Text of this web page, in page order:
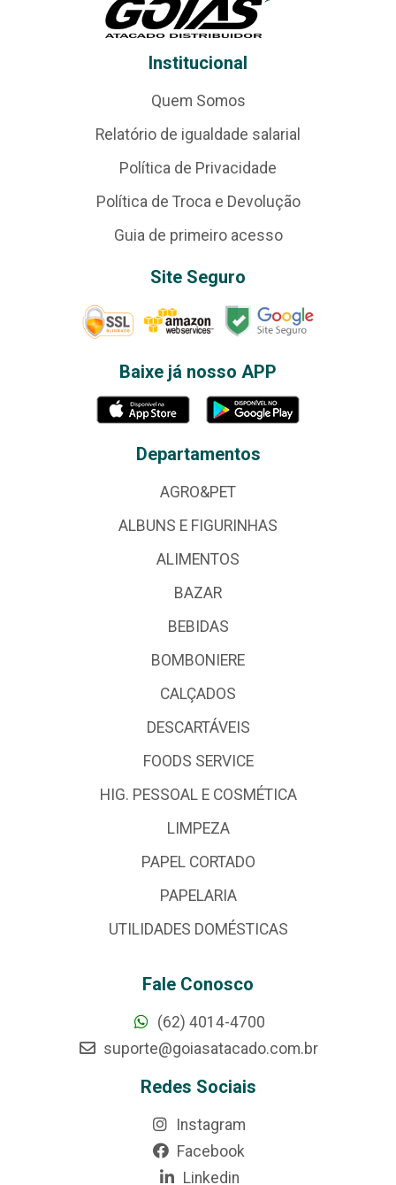
Institucional
Quem Somos
Relatório de igualdade salarial
Política de Privacidade
Política de Troca e Devolução
Guia de primeiro acesso
Site Seguro
Baixe já nosso APP
Departamentos
AGRO&PET
ALBUNS E FIGURINHAS
ALIMENTOS
BAZAR
BEBIDAS
BOMBONIERE
CALÇADOS
DESCARTÁVEIS
FOODS SERVICE
HIG. PESSOAL E COSMÉTICA
LIMPEZA
PAPEL CORTADO
PAPELARIA
UTILIDADES DOMÉSTICAS
Fale Conosco
(62) 4014-4700
suporte@goiasatacado.com.br
Redes Sociais
Instagram
Facebook
Linkedin